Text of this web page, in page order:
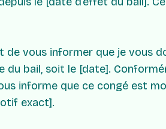
de vous informer que je vous
du bail, soit le [date].
informe que ce congé est
exact].